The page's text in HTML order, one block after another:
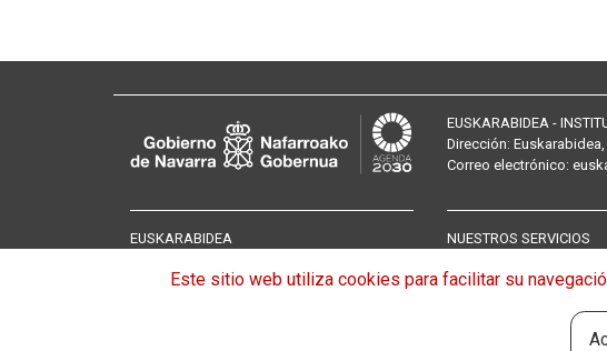
EUSKARABIDEA -
Dirección:
Correo electrónico:
EUSKARABIDEA
Presentación
NUESTROS SERVICIOS
Servicios de traducción
Formación para las
Este sitio web utiliza cookies para facilitar su